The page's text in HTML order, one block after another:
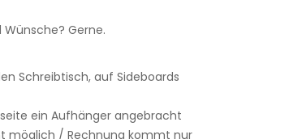
Gerne.
Schreibtisch, auf Sideboards
ein Aufhänger angebracht
möglich / Rechnung kommt nur